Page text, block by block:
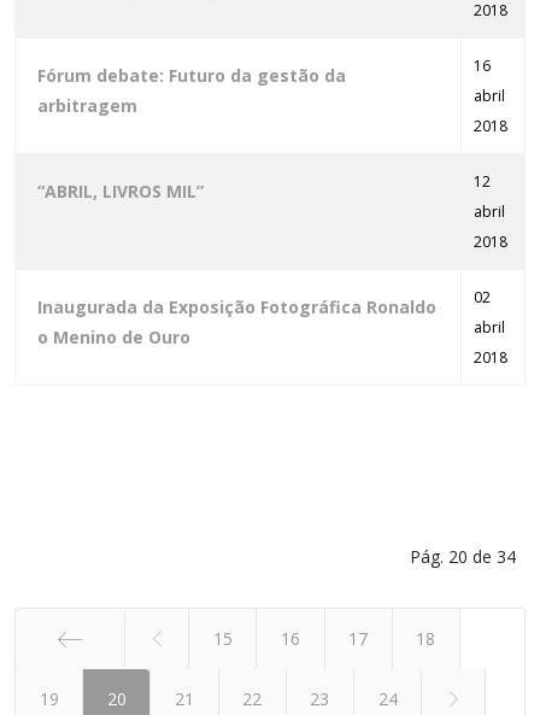
2018
Fórum debate: Futuro da gestão da
arbitragem
16
abril
2018
“ABRIL, LIVROS MIL”
12
abril
2018
Inaugurada da Exposição Fotográfica Ronaldo
o Menino de Ouro
02
abril
2018
Pág. 20 de 34
Início
15 16 17 18
19 20 21 22 23 24